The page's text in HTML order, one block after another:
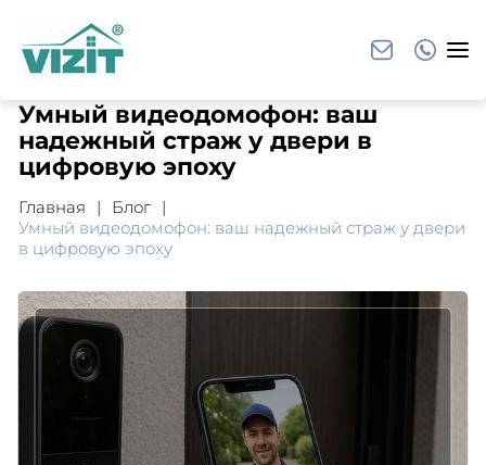
Умный видеодомофон: ваш
надежный страж у двери в
цифровую эпоху
Главная
Блог
Умный видеодомофон: ваш надежный страж у двери
в цифровую эпоху